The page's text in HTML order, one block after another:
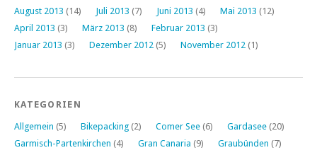
August 2013 (14) Juli 2013 (7) Juni 2013 (4) Mai 2013 (12)
April 2013 (3) März 2013 (8) Februar 2013 (3)
Januar 2013 (3) Dezember 2012 (5) November 2012 (1)
KATEGORIEN
Allgemein (5) Bikepacking (2) Comer See (6) Gardasee (20)
Garmisch-Partenkirchen (4) Gran Canaria (9) Graubünden (7)